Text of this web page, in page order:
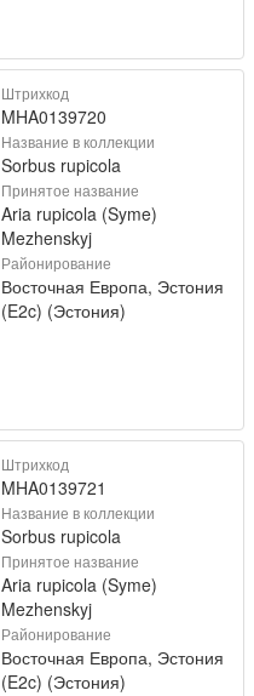
Штрихкод
MHA0139720
Название в коллекции
Sorbus rupicola
Принятое название
Aria rupicola (Syme)
Mezhenskyj
Районирование
Восточная Европа, Эстония
(E2c) (Эстония)
Штрихкод
MHA0139721
Название в коллекции
Sorbus rupicola
Принятое название
Aria rupicola (Syme)
Mezhenskyj
Районирование
Восточная Европа, Эстония
(E2c) (Эстония)